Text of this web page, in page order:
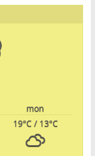
mon
19°C/ 13°C